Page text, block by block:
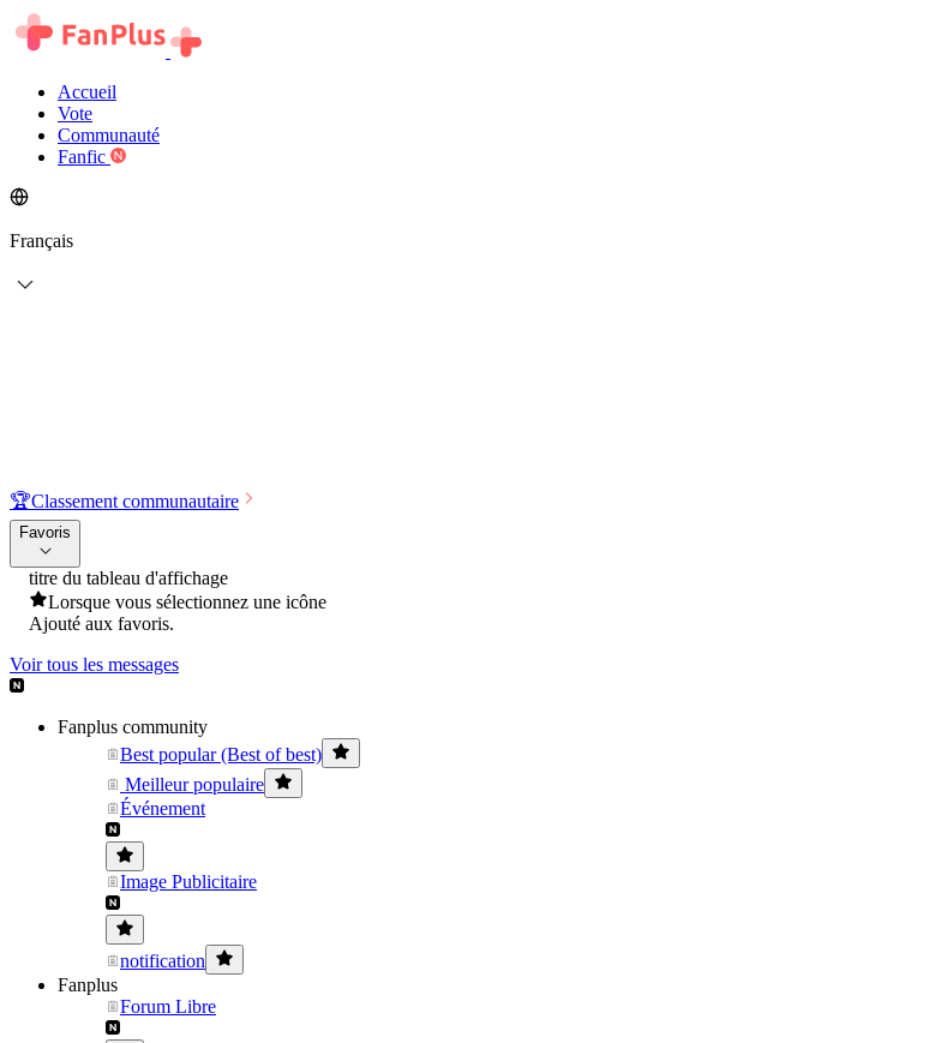
Accueil
Vote
Communauté
Fanfic
Français
🏆Classement communautaire
Favoris
titre du tableau d'affichage
Lorsque vous sélectionnez une icône
Ajouté aux favoris.
Voir tous les messages
Fanplus community
Best popular (Best of best)
Meilleur populaire
Événement
Image Publicitaire
notification
Fanplus
Forum Libre